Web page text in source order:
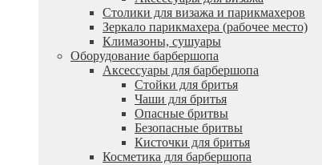
Столики для визажа и парикмахеров
Зеркало парикмахера (рабочее место)
Климазоны, сушуары
Оборудование барбершопа
Аксессуары для барбершопа
Стойки для бритья
Чаши для бритья
Опасные бритвы
Безопасные бритвы
Кисточки для бритья
Косметика для барбершопа